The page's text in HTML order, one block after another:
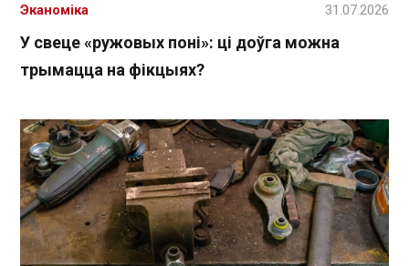
У свеце «ружовых поні»: ці доўга можна
трымацца на фікцыях?
Эканоміка 31.07.2026